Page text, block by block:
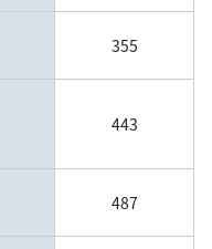
355
443
487